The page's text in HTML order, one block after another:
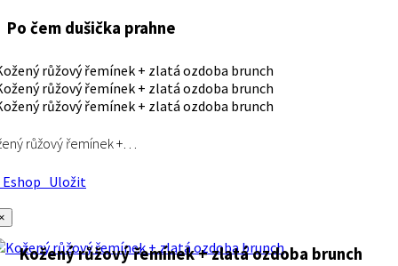
Po čem dušička prahne
růžový řemínek +…
Uložit
Kožený růžový řemínek + zlatá ozdoba brunch